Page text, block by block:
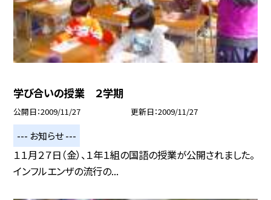
学び合いの授業 ２学期
公開日 2009/11/27 更新日 2009/11/27
--- お知らせ ---
１１月２７日（金）、１年１組の国語の授業が公開されました。
インフルエンザの流行の...